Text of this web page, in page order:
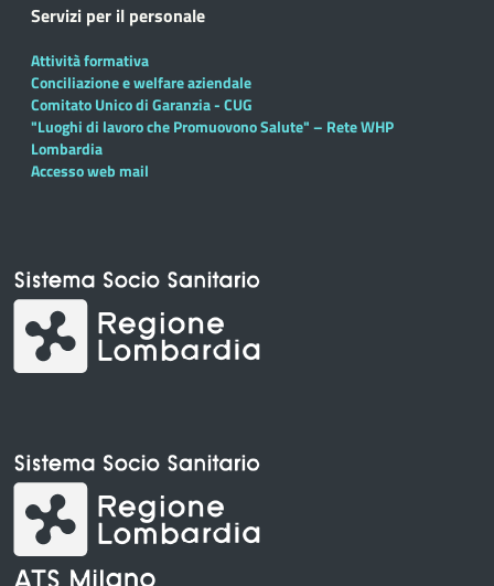
Servizi per il personale
Attività formativa
Conciliazione e welfare aziendale
Comitato Unico di Garanzia - CUG
"Luoghi di lavoro che Promuovono Salute" – Rete WHP
Lombardia
Accesso web mail